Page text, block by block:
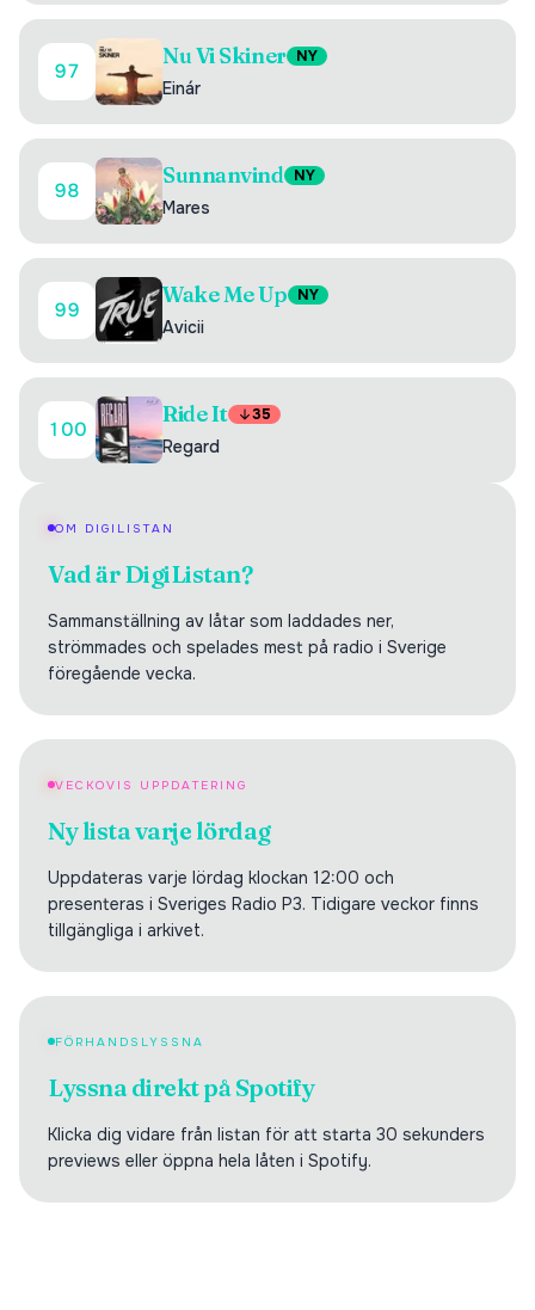
97
Nu Vi Skiner NY
Einár
98
Sunnanvind NY
Mares
99
Wake Me Up NY
Avicii
100
Ride It 35
Regard
OM DIGILISTAN
Vad är DigiListan?
Sammanställning av låtar som laddades ner,
strömmades och spelades mest på radio i Sverige
föregående vecka.
VECKOVIS UPPDATERING
Ny lista varje lördag
Uppdateras varje lördag klockan 12:00 och
presenteras i Sveriges Radio P3. Tidigare veckor finns
tillgängliga i arkivet.
FÖRHANDSLYSSNA
Lyssna direkt på Spotify
Klicka dig vidare från listan för att starta 30 sekunders
previews eller öppna hela låten i Spotify.